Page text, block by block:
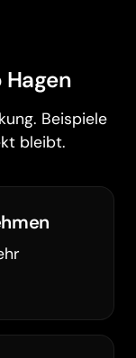
Beispiele
bleibt.